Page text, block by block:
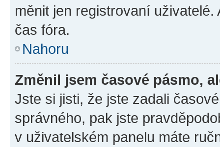
měnit jen registrovaní
čas fóra.
Nahoru
Změnil jsem časové pásmo,
Jste si jisti, že jste zadali
správného, pak jste
v uživatelském panelu máte